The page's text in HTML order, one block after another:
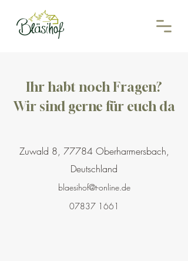
Ihr habt noch Fragen?
Wir sind gerne für euch da
Zuwald 8, 77784 Oberharmersbach,
Deutschland
blaesihof@t-online.de
07837 1661